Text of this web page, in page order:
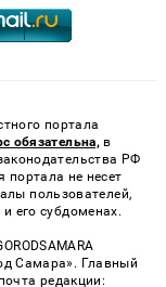
портала
обязательна, в
РФ
портала не несет
пользователей,
его субдоменах.
Самара». Главный
редакции: